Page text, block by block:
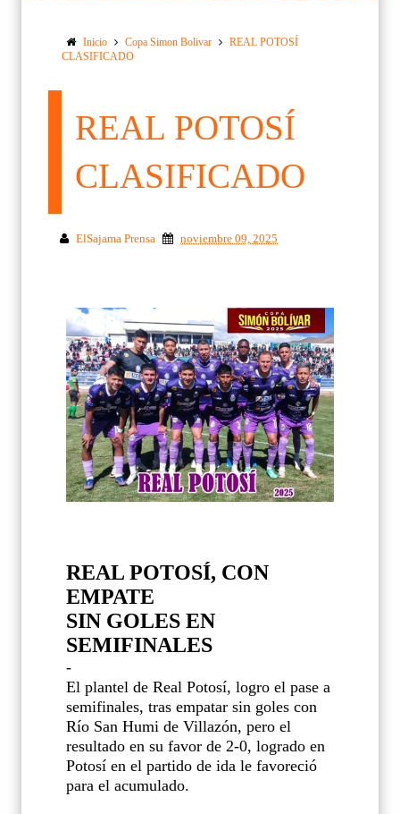
Inicio Copa Simon Bolivar
REAL POTOSÍ
CLASIFICADO
REAL POTOSÍ
CLASIFICADO
ElSajama Prensa noviembre 09, 2025
REAL POTOSÍ, CON
EMPATE
SIN GOLES EN
SEMIFINALES
-
El plantel de Real Potosí, logro el pase a
semifinales, tras empatar sin goles con
Río San Humi de Villazón, pero el
resultado en su favor de 2-0, logrado en
Potosí en el partido de ida le favoreció
para el acumulado.